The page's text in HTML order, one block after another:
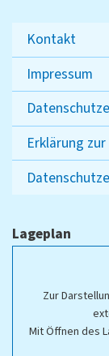
Kontakt
Impressum
Erklärung
Lageplan
Zur
Mit Öffnen des